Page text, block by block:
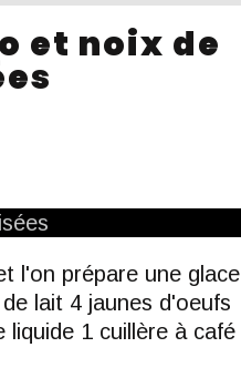
et noix de
l'on prépare une glace
lait 4 jaunes d'oeufs
liquide 1 cuillère à café